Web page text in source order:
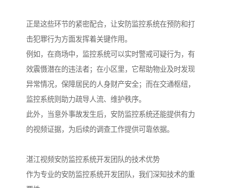
正是这些环节的紧密配合，让安防监控系统在预防和打
击犯罪行为方面发挥着关键作用。
例如，在商场中，监控系统可以实时警戒可疑行为，有
效震慑潜在的违法者；在小区里，它帮助物业及时发现
异常情况，保障居民的人身财产安全；而在交通枢纽，
监控系统则助力疏导人流、维护秩序。
此外，当意外事故发生后，安防监控系统还能提供有力
的视频证据，为后续的调查工作提供可靠依据。
湛江视频安防监控系统开发团队的技术优势
作为专业的安防监控系统开发团队，我们深知技术的重